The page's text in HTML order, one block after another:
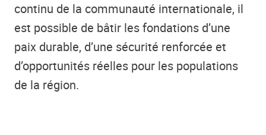
continu de la communauté internationale, il
est possible de bâtir les fondations d’une
paix durable, d’une sécurité renforcée et
d’opportunités réelles pour les populations
de la région.